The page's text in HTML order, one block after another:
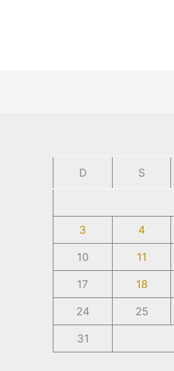
D S
3
4
10
11
17
18
24
25
31